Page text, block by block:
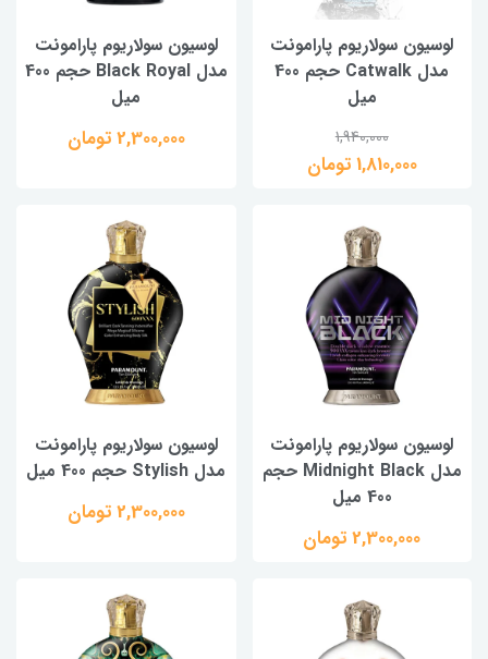
لوسیون سولاریوم پارامونت
مدل Catwalk حجم 400
میل
1,940,000
1,810,000 تومان
لوسیون سولاریوم پارامونت
مدل Black Royal حجم 400
میل
2,300,000 تومان
لوسیون سولاریوم پارامونت
مدل Midnight Black حجم
400 میل
2,300,000 تومان
لوسیون سولاریوم پارامونت
مدل Stylish حجم 400 میل
2,300,000 تومان